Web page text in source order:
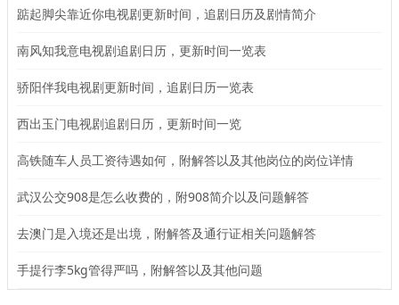
踮起脚尖靠近你电视剧更新时间，追剧日历及剧情简介
南风知我意电视剧追剧日历，更新时间一览表
骄阳伴我电视剧更新时间，追剧日历一览表
西出玉门电视剧追剧日历，更新时间一览
高铁随车人员工资待遇如何，附解答以及其他岗位的岗位详情
武汉公交908是怎么收费的，附908简介以及问题解答
去澳门是入境还是出境，附解答及通行证相关问题解答
手提行李5kg管得严吗，附解答以及其他问题